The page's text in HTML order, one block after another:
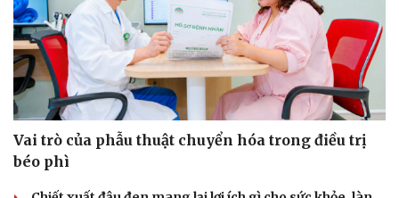
Vai trò của phẫu thuật chuyển hóa trong điều trị
béo phì